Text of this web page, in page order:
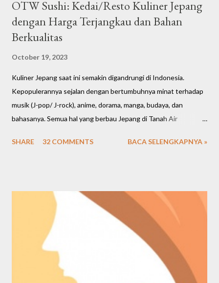
OTW Sushi: Kedai/Resto Kuliner Jepang
dengan Harga Terjangkau dan Bahan
Berkualitas
October 19, 2023
Kuliner Jepang saat ini semakin digandrungi di Indonesia.
Kepopulerannya sejalan dengan bertumbuhnya minat terhadap
musik (J-pop/ J-rock), anime, dorama, manga, budaya, dan
bahasanya. Semua hal yang berbau Jepang di Tanah Air
banyak mengusung tema Jepang, menawarkan banyak pilihan
kasih rekomendasi salah satu kedai/ resto Jepang favorit saya
sejak 2015-an, namanya OTW Sushi.
SHARE 32 COMMENTS BACA SELENGKAPNYA »